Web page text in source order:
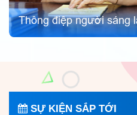
Cơ sở vật chất
SỰ KIỆN SẮP TỚI